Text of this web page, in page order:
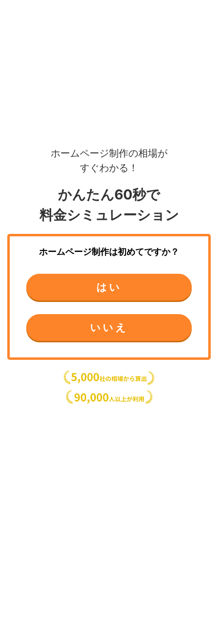
ホームページ制作の相場が
すぐわかる！
かんたん60秒で
料金シミュレーション
ホームページ制作は初めてですか？
はい
いいえ